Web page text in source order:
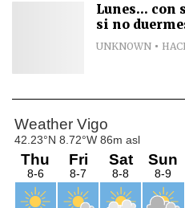
Lunes... con
si no
UNKNOWN